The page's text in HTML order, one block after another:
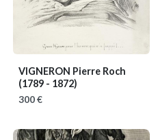
VIGNERON Pierre Roch
(1789 - 1872)
300 €